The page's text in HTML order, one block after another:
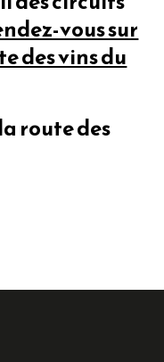
vous sur
des vins du
route des